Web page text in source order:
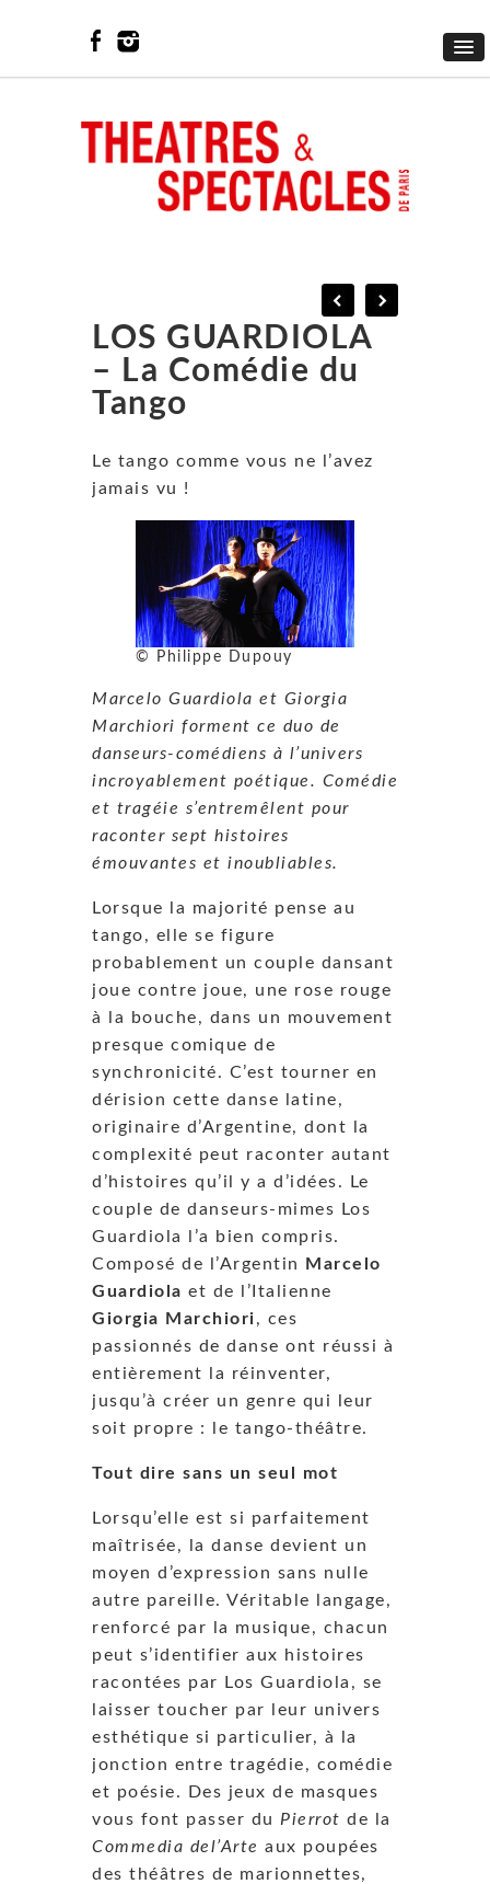
LOS GUARDIOLA
– La Comédie du
Tango
Le tango comme vous ne l’avez
jamais vu !
© Philippe Dupouy
Marcelo Guardiola et Giorgia
Marchiori forment ce duo de
danseurs-comédiens à l’univers
incroyablement poétique. Comédie
et tragéie s’entremêlent pour
raconter sept histoires
émouvantes et inoubliables.
Lorsque la majorité pense au
tango, elle se figure
probablement un couple dansant
joue contre joue, une rose rouge
à la bouche, dans un mouvement
presque comique de
synchronicité. C’est tourner en
dérision cette danse latine,
originaire d’Argentine, dont la
complexité peut raconter autant
d’histoires qu’il y a d’idées. Le
couple de danseurs-mimes Los
Guardiola l’a bien compris.
Composé de l’Argentin
Marcelo
Guardiola et de l’Italienne
Giorgia Marchiori, ces
passionnés de danse ont réussi à
entièrement la réinventer,
jusqu’à créer un genre qui leur
soit propre : le tango-théâtre.
Tout dire sans un seul mot
Lorsqu’elle est si parfaitement
maîtrisée, la danse devient un
moyen d’expression sans nulle
autre pareille. Véritable langage,
renforcé par la musique, chacun
peut s’identifier aux histoires
racontées par Los Guardiola, se
laisser toucher par leur univers
esthétique si particulier, à la
jonction entre tragédie, comédie
et poésie. Des jeux de masques
vous font passer du Pierrot de la
Commedia del’Arte aux poupées
des théâtres de marionnettes,